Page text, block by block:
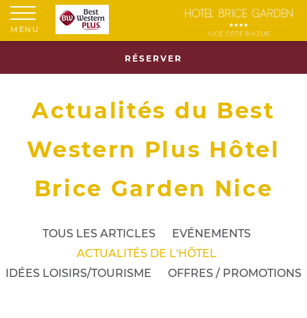
MENU
RÉSERVER
Actualités du Best
Western Plus Hôtel
Brice Garden Nice
TOUS LES ARTICLES
EVÉNEMENTS
ACTUALITÉS DE L'HÔTEL
IDÉES LOISIRS/TOURISME
OFFRES / PROMOTIONS